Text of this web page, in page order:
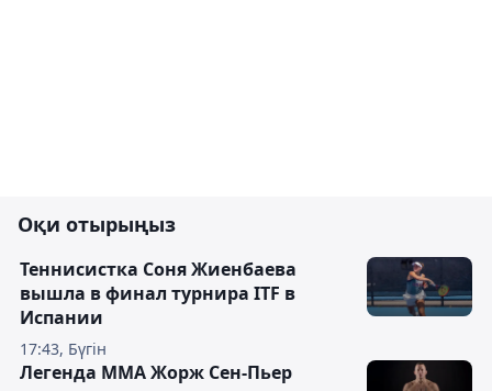
Оқи отырыңыз
17:43, Бүгін
Теннисистка Соня Жиенбаева
вышла в финал турнира ITF в
Испании
Легенда ММА Жорж Сен-Пьер